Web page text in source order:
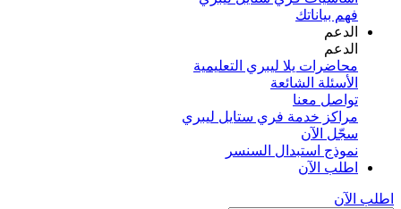
فهم بياناتك
الدعم
الدعم
محاضرات يلا ليبري التعليمية
الأسئلة الشائعة
تواصل معنا
مراكز خدمة فري ستايل ليبري
سجّل الآن​
نموذج استبدال السنسر
اطلب الآن
اطلب الآن